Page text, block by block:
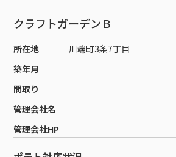
工事・配線について
新居をご検討中の方へ
ポテトを導入している集合住宅
物件情報
特典・キャンペーン
おトクな割引サービス
ご加入中の方
ご加入中のサービス確認・変更
WEBメール
サポートサービス
サポートサービストップ
リモートコール
回線速度測定
新着情報
メンテナンス・障害情報
サービス案内
サービス案内
ケーブルテレビ
ケーブルテレビトップ
チャンネル紹介
料⾦プラン
インターネット
インターネットトップ
料⾦プラン
固定電話
固定電話トップ
コミチャン
お困りの方はこちら
会社案内
メンテナンス
クラフトガーデンＢ
所在地
川端町3条7丁目
築年月
間取り
管理会社名
管理会社HP